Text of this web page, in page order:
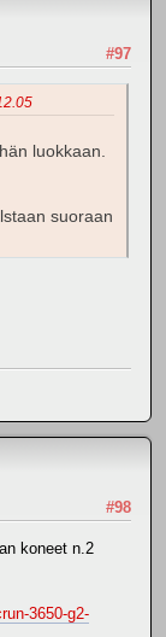
#97
luokkaan.
suoraan
#98
koneet n.2
3650-g2-